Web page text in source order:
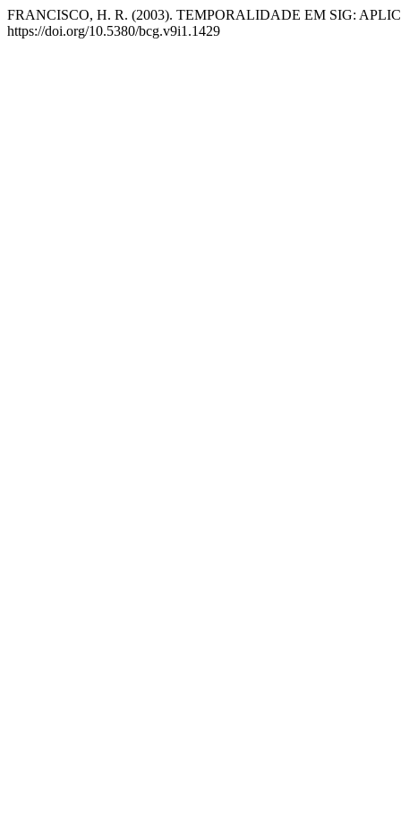
FRANCISCO, H. R. (2003). TEMPORALIDADE EM SIG:
https://doi.org/10.5380/bcg.v9i1.1429